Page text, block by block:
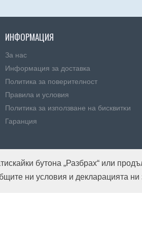
бутона „Разбрах“ или
ни условия и декларацията ни
ИНФОРМАЦИЯ
За нас
Информация за доставка
Политика за поверителност
Правила и условия
Πoлитика зa изпoлзвaнe нa бисквитĸи
Гаранция